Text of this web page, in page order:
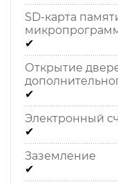
SD-карта
✔
Открытие
✔
Электронный
✔
Заземление
✔